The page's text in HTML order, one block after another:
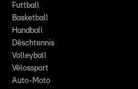
Futtball
Basketball
Handball
Dëschtennis
Volleyball
Vëlossport
Auto-Moto